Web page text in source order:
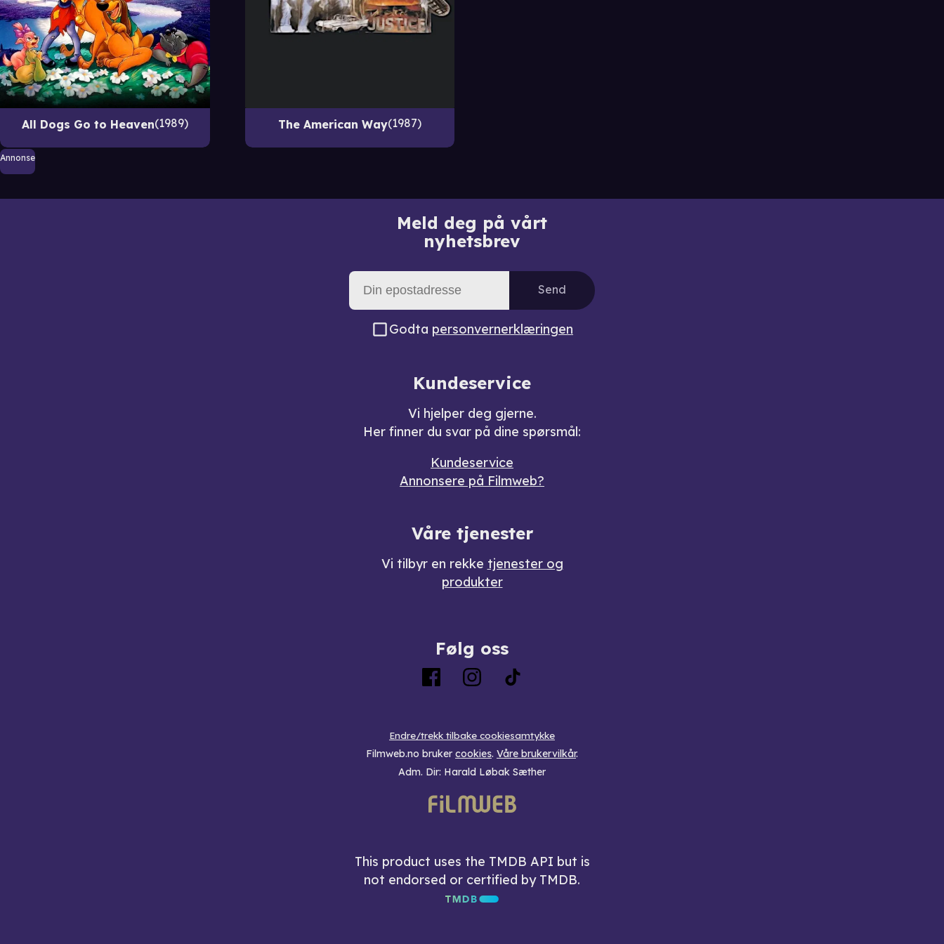
All Dogs Go to Heaven 1989 The American Way 1987
Annonse
Meld deg på vårt
nyhetsbrev
Send
Godta personvernerklæringen
Kundeservice
Vi hjelper deg gjerne.
Her finner du svar på dine spørsmål:
Kundeservice
Annonsere på Filmweb?
Våre tjenester
Vi tilbyr en rekke tjenester og
produkter
Følg oss
Endre/trekk tilbake cookiesamtykke
Filmweb.no bruker cookies. Våre brukervilkår.
Adm. Dir: Harald Løbak Sæther
This product uses the TMDB API but is
not endorsed or certified by TMDB.